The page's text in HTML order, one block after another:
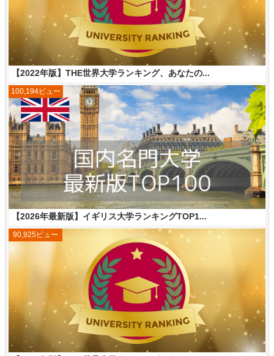
【2022年版】THE世界大学ランキング、あなたの...
【2026年最新版】イギリス大学ランキングTOP1...
100,194ビュー
90,925ビュー